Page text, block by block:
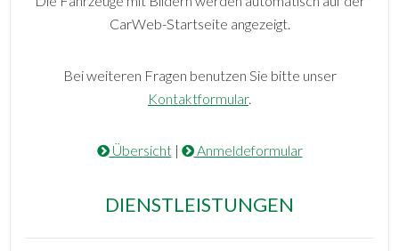
CarWeb-Startseite angezeigt.
Bei weiteren Fragen benutzen Sie bitte unser
Kontaktformular.
Übersicht| Anmeldeformular
DIENSTLEISTUNGEN